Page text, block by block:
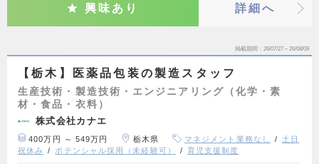
興味あり 詳細へ
掲載期間 26/07/27～26/08/09
【栃木】医薬品包装の製造スタッフ
生産技術・製造技術・エンジニアリング（化学・素
材・食品・衣料）
株式会社カナエ
400万円 ～ 549万円 栃木県 マネジメント業務なし
土日
祝休み
ポテンシャル採用（未経験可） 育児支援制度